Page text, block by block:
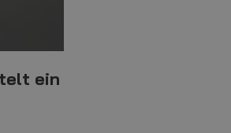
ein